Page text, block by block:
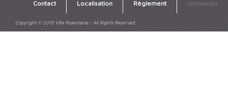
Contact Localisation Règlement connexion
Copyright © 2015 Villa Rosemaine - All Rights Reserved.